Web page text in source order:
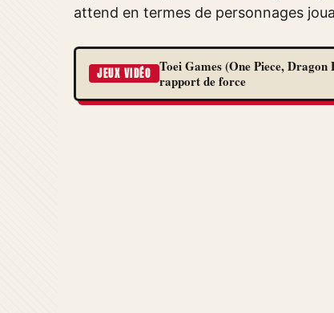
attend en termes de personnages
JEUX VIDÉO Toei Games (One Piece,
rapport de force